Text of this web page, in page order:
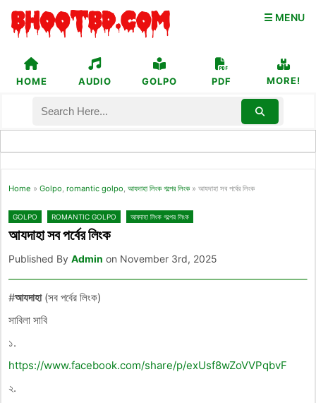
☰ MENU
HOME AUDIO GOLPO PDF MORE!
Home » Golpo, romantic golpo, আযদাহা লিংক গল্পের লিংক» আযদাহা সব পর্বের লিংক
GOLPO ROMANTIC GOLPO আযদাহা লিংক গল্পের লিংক
আযদাহা সব পর্বের লিংক
Published By Admin on November 3rd, 2025
#আযদাহা(সব পর্বের লিংক)
সাবিলা সাবি
১.
https://www.facebook.com/share/p/exUsf8wZoVVPqbvF
২.